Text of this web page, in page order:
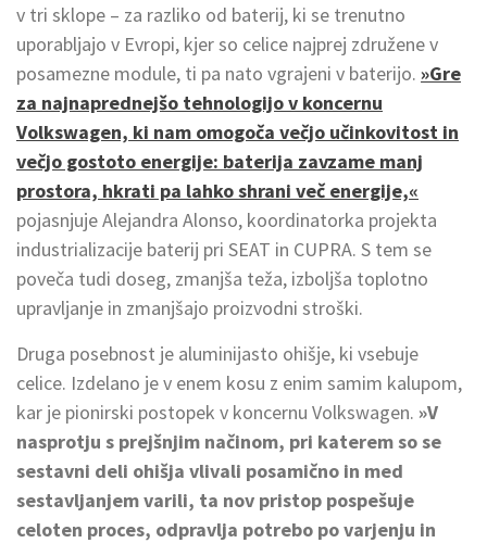
v tri sklope – za razliko od baterij, ki se trenutno
uporabljajo v Evropi, kjer so celice najprej združene v
posamezne module, ti pa nato vgrajeni v baterijo. »Gre
za najnaprednejšo tehnologijo v koncernu
Volkswagen, ki nam omogoča večjo učinkovitost in
večjo gostoto energije: baterija zavzame manj
prostora, hkrati pa lahko shrani več energije,«
pojasnjuje Alejandra Alonso, koordinatorka projekta
industrializacije baterij pri SEAT in CUPRA. S tem se
poveča tudi doseg, zmanjša teža, izboljša toplotno
upravljanje in zmanjšajo proizvodni stroški.
Druga posebnost je aluminijasto ohišje, ki vsebuje
celice. Izdelano je v enem kosu z enim samim kalupom,
kar je pionirski postopek v koncernu Volkswagen. »V
nasprotju s prejšnjim načinom, pri katerem so se
sestavni deli ohišja vlivali posamično in med
sestavljanjem varili, ta nov pristop pospešuje
celoten proces, odpravlja potrebo po varjenju in